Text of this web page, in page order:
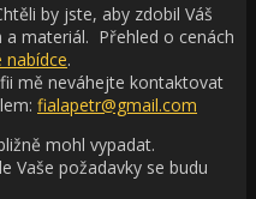
by jste, aby zdobil Váš
a materiál. Přehled o cenách
nabídce.
mě neváhejte kontaktovat
fialapetr@gmail.com
mohl vypadat.
Vaše požadavky se budu